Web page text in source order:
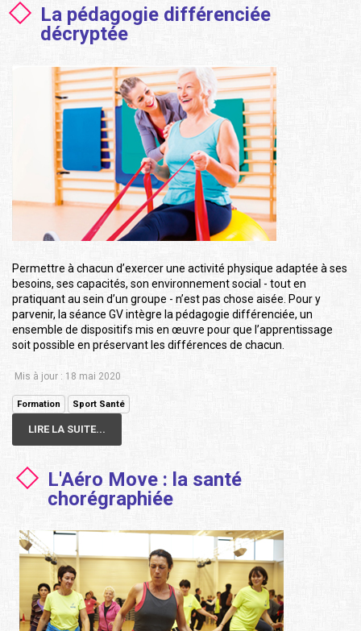
La pédagogie différenciée
décryptée
Permettre à chacun d’exercer une activité physique adaptée à ses
besoins, ses capacités, son environnement social - tout en
pratiquant au sein d’un groupe - n’est pas chose aisée. Pour y
parvenir, la séance GV intègre la pédagogie différenciée, un
ensemble de dispositifs mis en œuvre pour que l’apprentissage
soit possible en préservant les différences de chacun.
Mis à jour : 18 mai 2020
Formation Sport Santé
LIRE LA SUITE...
L'Aéro Move : la santé
chorégraphiée